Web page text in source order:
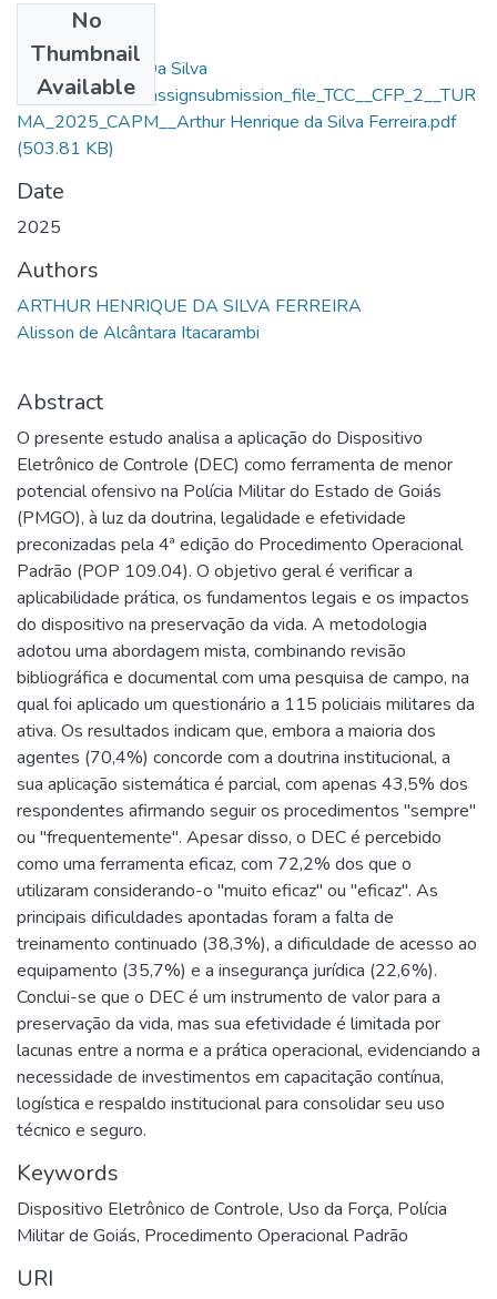
No
Thumbnail
Available
Arthur Henrique Da Silva
Ferreira_76978_assignsubmission_file_TCC__CFP_2__TUR
MA_2025_CAPM__Arthur Henrique da Silva Ferreira.pdf
(503.81 KB)
Date
2025
Authors
ARTHUR HENRIQUE DA SILVA FERREIRA
Alisson de Alcântara Itacarambi
Abstract
O presente estudo analisa a aplicação do Dispositivo
Eletrônico de Controle (DEC) como ferramenta de menor
potencial ofensivo na Polícia Militar do Estado de Goiás
(PMGO), à luz da doutrina, legalidade e efetividade
preconizadas pela 4ª edição do Procedimento Operacional
Padrão (POP 109.04). O objetivo geral é verificar a
aplicabilidade prática, os fundamentos legais e os impactos
do dispositivo na preservação da vida. A metodologia
adotou uma abordagem mista, combinando revisão
bibliográfica e documental com uma pesquisa de campo, na
qual foi aplicado um questionário a 115 policiais militares da
ativa. Os resultados indicam que, embora a maioria dos
agentes (70,4%) concorde com a doutrina institucional, a
sua aplicação sistemática é parcial, com apenas 43,5% dos
respondentes afirmando seguir os procedimentos "sempre"
ou "frequentemente". Apesar disso, o DEC é percebido
como uma ferramenta eficaz, com 72,2% dos que o
utilizaram considerando-o "muito eficaz" ou "eficaz". As
principais dificuldades apontadas foram a falta de
treinamento continuado (38,3%), a dificuldade de acesso ao
equipamento (35,7%) e a insegurança jurídica (22,6%).
Conclui-se que o DEC é um instrumento de valor para a
preservação da vida, mas sua efetividade é limitada por
lacunas entre a norma e a prática operacional, evidenciando a
necessidade de investimentos em capacitação contínua,
logística e respaldo institucional para consolidar seu uso
técnico e seguro.
Keywords
Dispositivo Eletrônico de Controle, Uso da Força, Polícia
Militar de Goiás, Procedimento Operacional Padrão
URI